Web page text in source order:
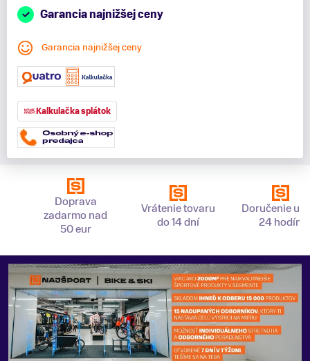
Garancia najnižšej ceny
Garancia najnižšej ceny
Kalkulačka splátok
Doprava
zadarmo nad
50 eur
Vrátenie tovaru
do 14 dní
Doručenie už
24 hodín